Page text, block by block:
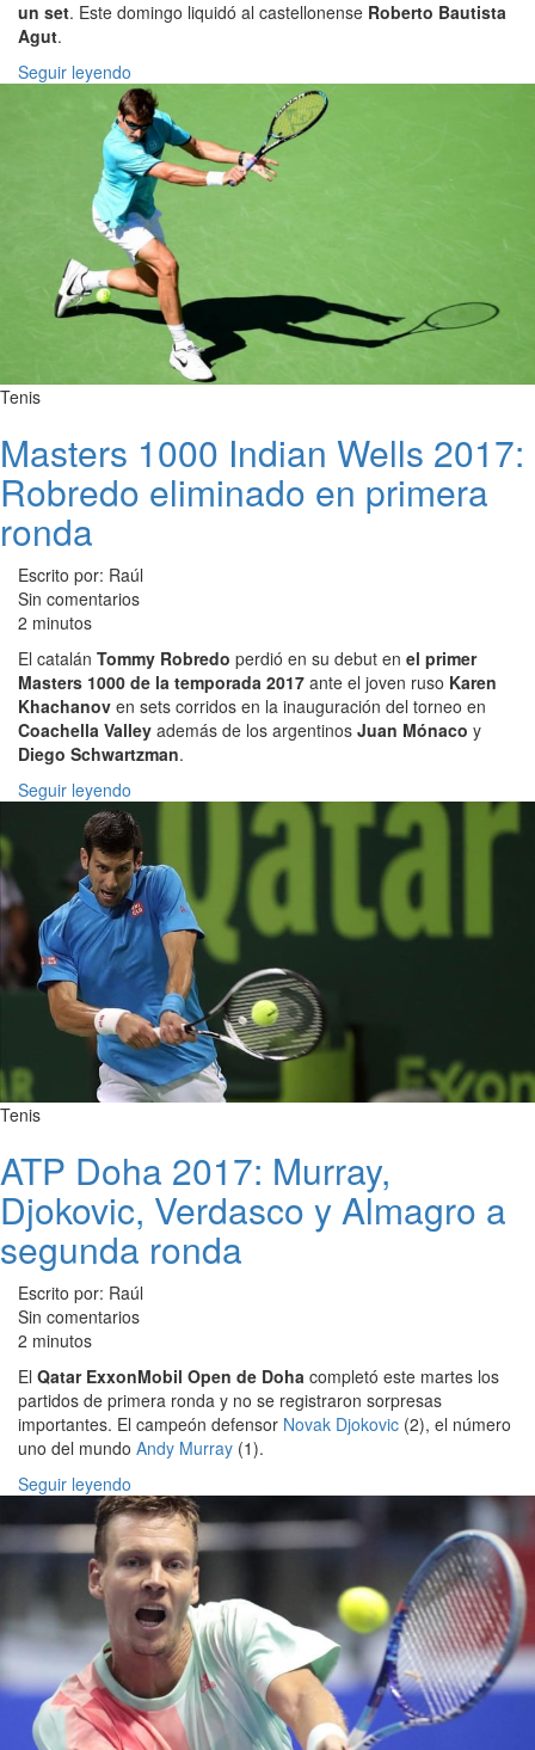
un set. Este domingo liquidó al castellonense Roberto Bautista
Agut.
Seguir leyendo
Tenis
Masters 1000 Indian Wells 2017:
Robredo eliminado en primera
ronda
Escrito por: Raúl
Sin comentarios
2 minutos
El catalán Tommy Robredo perdió en su debut en el primer
Masters 1000 de la temporada 2017 ante el joven ruso Karen
Khachanov en sets corridos en la inauguración del torneo en
Coachella Valley además de los argentinos Juan Mónaco y
Diego Schwartzman.
Seguir leyendo
Tenis
ATP Doha 2017: Murray,
Djokovic, Verdasco y Almagro a
segunda ronda
Escrito por: Raúl
Sin comentarios
2 minutos
El Qatar ExxonMobil Open de Doha completó este martes los
partidos de primera ronda y no se registraron sorpresas
importantes. El campeón defensor Novak Djokovic (2), el número
uno del mundo Andy Murray (1).
Seguir leyendo